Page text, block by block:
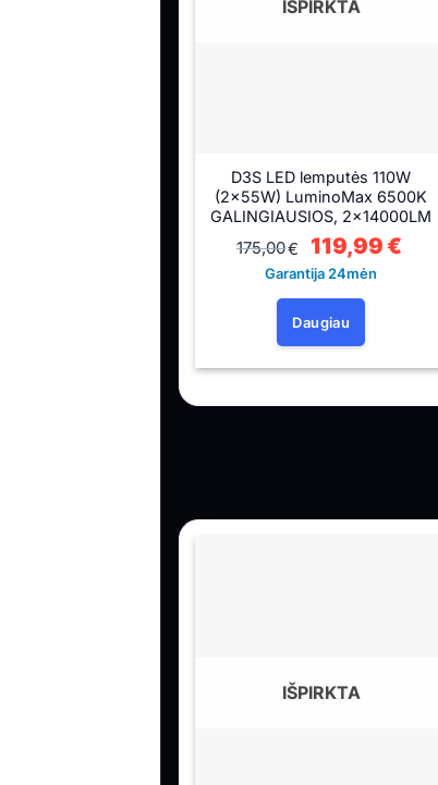
IŠPIRKTA
D3S LED lemputės 110W
(2×55W) LuminoMax 6500K
GALINGIAUSIOS, 2×14000LM
175,00€
Original
price
was:
175,00€.
119,99€
Garantija 24mėn
Daugiau
IŠPIRKTA